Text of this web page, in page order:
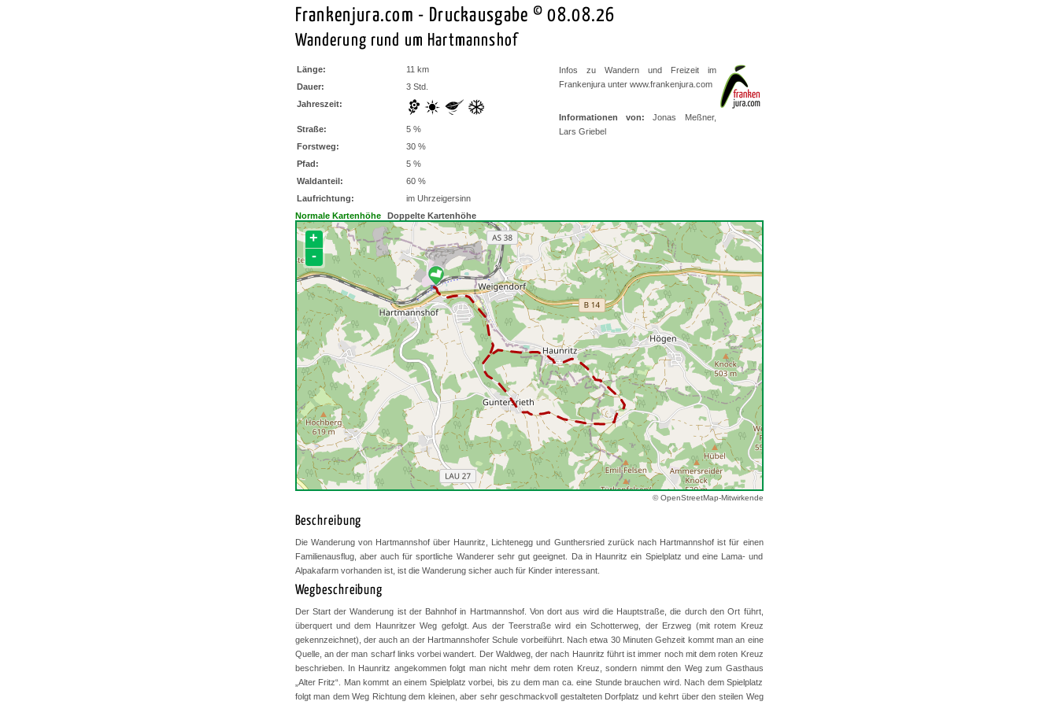
Frankenjura.com - Druckausgabe © 08.08.26
Wanderung rund um Hartmannshof
Länge:
11 km
Dauer:
3 Std.
Jahreszeit:
Straße:
5 %
Forstweg:
30 %
Pfad:
5 %
Waldanteil:
60 %
Laufrichtung:
im Uhrzeigersinn
Infos zu Wandern und Freizeit im
Frankenjura unter www.frankenjura.com
Informationen von: Jonas Meßner,
Lars Griebel
Normale Kartenhöhe Doppelte Kartenhöhe
+
-
© OpenStreetMap-Mitwirkende
Beschreibung
Die Wanderung von Hartmannshof über Haunritz, Lichtenegg und Gunthersried zurück nach Hartmannshof ist für einen
Familienausflug, aber auch für sportliche Wanderer sehr gut geeignet. Da in Haunritz ein Spielplatz und eine Lama- und
Alpakafarm vorhanden ist, ist die Wanderung sicher auch für Kinder interessant.
Wegbeschreibung
Der Start der Wanderung ist der Bahnhof in Hartmannshof. Von dort aus wird die Hauptstraße, die durch den Ort führt,
überquert und dem Haunritzer Weg gefolgt. Aus der Teerstraße wird ein Schotterweg, der Erzweg (mit rotem Kreuz
gekennzeichnet), der auch an der Hartmannshofer Schule vorbeiführt. Nach etwa 30 Minuten Gehzeit kommt man an eine
Quelle, an der man scharf links vorbei wandert. Der Waldweg, der nach Haunritz führt ist immer noch mit dem roten Kreuz
beschrieben. In Haunritz angekommen folgt man nicht mehr dem roten Kreuz, sondern nimmt den Weg zum Gasthaus
„Alter Fritz“. Man kommt an einem Spielplatz vorbei, bis zu dem man ca. eine Stunde brauchen wird. Nach dem Spielplatz
folgt man dem Weg Richtung dem kleinen, aber sehr geschmackvoll gestalteten Dorfplatz und kehrt über den steilen Weg